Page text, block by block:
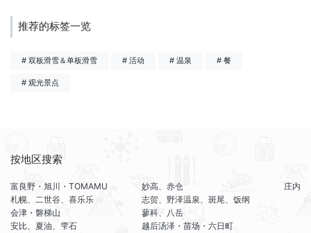
推荐的标签一览
# 双板滑雪＆单板滑雪 # 活动 # 温泉 # 餐
# 观光景点
按地区搜索
富良野・旭川・TOMAMU
札幌、二世谷、喜乐乐
会津・磐梯山
安比、夏油、雫石
妙高、赤仓
志贺、野泽温泉、斑尾、饭纲
蓼科、八岳
越后汤泽・苗场・六日町
庄内